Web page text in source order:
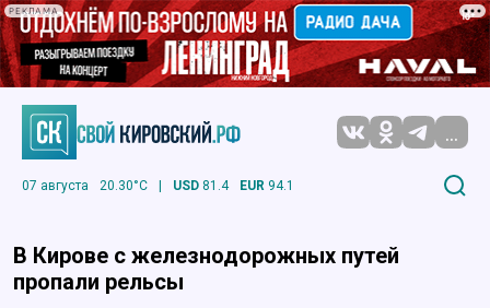
РЕКЛАМА
...
07 августа 20.30°C | USD 81.4 EUR 94.1
В Кирове с железнодорожных путей
пропали рельсы